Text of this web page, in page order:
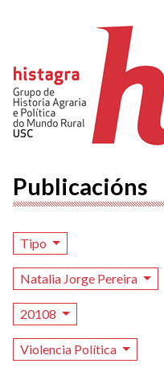
Publicacións
Tipo
Natalia Jorge Pereira
20108
Violencia Política